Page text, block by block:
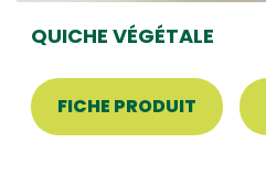
QUICHE VÉGÉTALE
FICHE PRODUIT